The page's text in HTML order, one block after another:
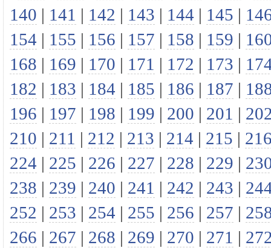
140 | 141 | 142 | 143 | 144 | 145 |
154 | 155 | 156 | 157 | 158 | 159 |
168 | 169 | 170 | 171 | 172 | 173 |
182 | 183 | 184 | 185 | 186 | 187 |
196 | 197 | 198 | 199 | 200 | 201 |
210 | 211 | 212 | 213 | 214 | 215 |
224 | 225 | 226 | 227 | 228 | 229 |
238 | 239 | 240 | 241 | 242 | 243 |
252 | 253 | 254 | 255 | 256 | 257 |
266 | 267 | 268 | 269 | 270 | 271 |